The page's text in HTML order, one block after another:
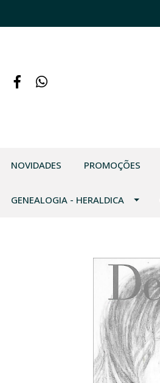
NOVIDADES PROMOÇÕES
GENEALOGIA - HERALDICA